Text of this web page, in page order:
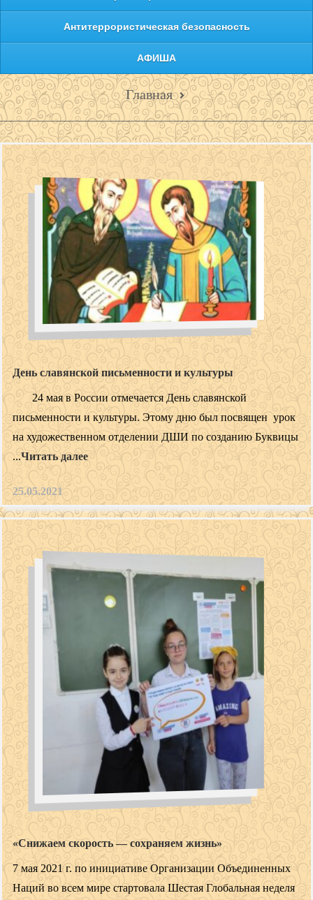
Антитеррористическая безопасность
АФИША
Главная
День славянской письменности и культуры
24 мая в России отмечается День славянской
письменности и культуры. Этому дню был посвящен урок
на художественном отделении ДШИ по созданию Буквицы
...Читать далее
25.05.2021
«Снижаем скорость — сохраняем жизнь»
7 мая 2021 г. по инициативе Организации Объединенных
Наций во всем мире стартовала Шестая Глобальная неделя